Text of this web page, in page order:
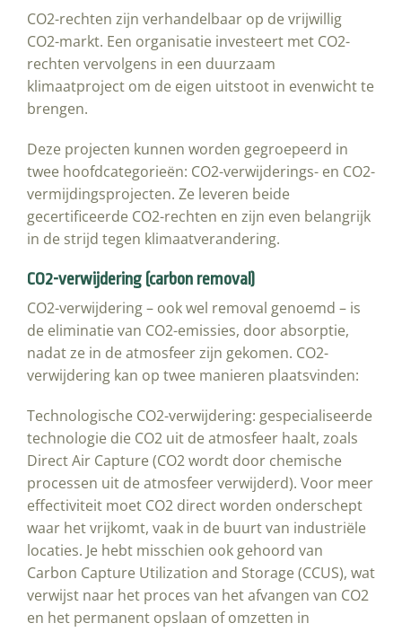
CO2-rechten zijn verhandelbaar op de vrijwillig
CO2-markt. Een organisatie investeert met CO2-
rechten vervolgens in een duurzaam
klimaatproject om de eigen uitstoot in evenwicht te
brengen.
Deze projecten kunnen worden gegroepeerd in
twee hoofdcategorieën: CO2-verwijderings- en CO2-
vermijdingsprojecten. Ze leveren beide
gecertificeerde CO2-rechten en zijn even belangrijk
in de strijd tegen klimaatverandering.
CO2-verwijdering (carbon removal)
CO2-verwijdering – ook wel removal genoemd – is
de eliminatie van CO2-emissies, door absorptie,
nadat ze in de atmosfeer zijn gekomen. CO2-
verwijdering kan op twee manieren plaatsvinden:
Technologische CO2-verwijdering: gespecialiseerde
technologie die CO2 uit de atmosfeer haalt, zoals
Direct Air Capture (CO2 wordt door chemische
processen uit de atmosfeer verwijderd). Voor meer
effectiviteit moet CO2 direct worden onderschept
waar het vrijkomt, vaak in de buurt van industriële
locaties. Je hebt misschien ook gehoord van
Carbon Capture Utilization and Storage (CCUS), wat
verwijst naar het proces van het afvangen van CO2
en het permanent opslaan of omzetten in